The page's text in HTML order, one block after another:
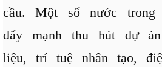
cầu. Một số nước
đẩy mạnh thu hút dự
liệu, trí tuệ nhân tạo,